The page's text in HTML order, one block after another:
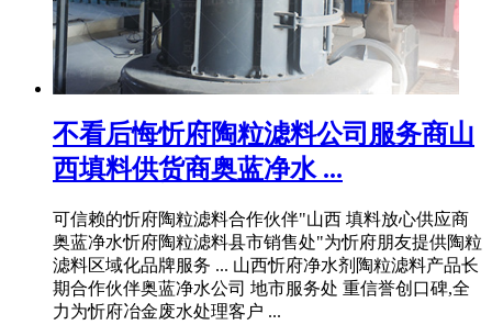
不看后悔忻府陶粒滤料公司服务商山
西填料供货商奥蓝净水 ...
可信赖的忻府陶粒滤料合作伙伴"山西 填料放心供应商
奥蓝净水忻府陶粒滤料县市销售处"为忻府朋友提供陶粒
滤料区域化品牌服务 ... 山西忻府净水剂陶粒滤料产品长
期合作伙伴奥蓝净水公司 地市服务处 重信誉创口碑,全
力为忻府冶金废水处理客户 ...